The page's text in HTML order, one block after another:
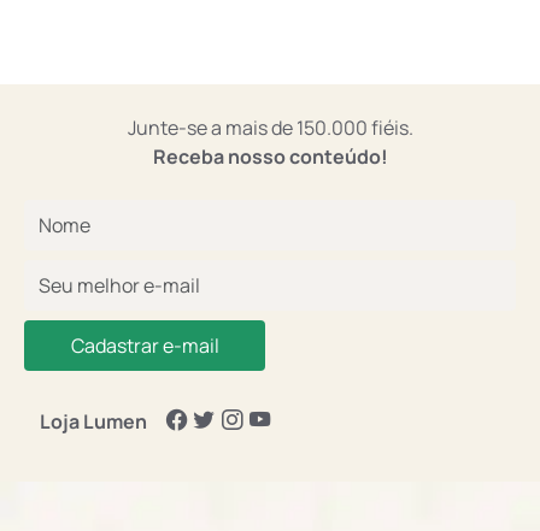
Junte-se a mais de 150.000 fiéis.
Receba nosso conteúdo!
Cadastrar e-mail
Loja Lumen